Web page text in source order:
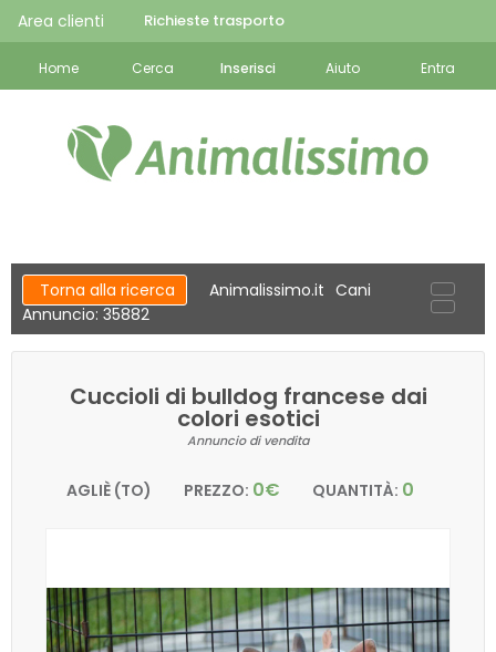
Area clienti Richieste trasporto
Home Cerca Inserisci Aiuto Entra
Torna alla ricerca Animalissimo.it Cani
Annuncio: 35882
Cuccioli di bulldog francese dai
colori esotici
Annuncio di vendita
AGLIÈ (TO) PREZZO: 0€ QUANTITÀ: 0